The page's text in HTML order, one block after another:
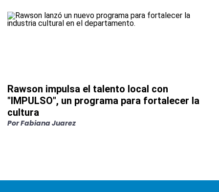
Rawson impulsa el talento local con
"IMPULSO", un programa para fortalecer la
cultura
PorFabiana Juarez